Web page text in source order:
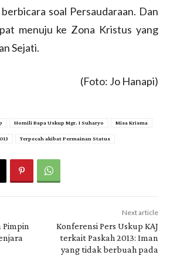
soal Persaudaraan. Dan
menuju ke Zona Kristus yang
Sejati.
(Foto: Jo Hanapi)
Homili Bapa Uskup Mgr. I Suharyo Misa Krisma
Terpecah akibat Permainan Status
Pimpin
Next article
Konferensi Pers Uskup KAJ
terkait Paskah 2013: Iman
yang tidak berbuah pada